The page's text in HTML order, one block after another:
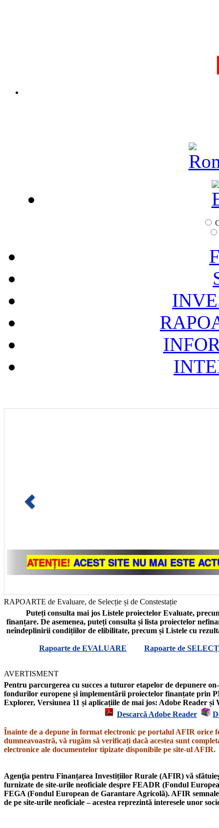
RAPOARTE de Evaluare, de Selecție și de Constestație
Puteți consulta mai jos Listele proiectelor Evaluate,
finanțare. De asemenea, puteți consulta și lista proiectelor
neîndeplinirii condițiilor de elibilitate, precum și Listele cu
Rapoarte de EVALUARE Rapoarte de
AVERTISMENT
Pentru parcurgerea cu succes a tuturor etapelor de depunere
fondurilor europene și implementării proiectelor finanțate prin
Explorer, Versiunea 11 și aplicațiile de mai jos: Adobe Reader și
Descarcă Adobe Reader
Înainte de a depune în format electronic pe portalul AFIR orice
dumneavoastră, vă rugăm să verificați dacă acestea sunt
electronice ale documentelor tipizate disponibile pe site-ul AFIR.
Agenţia pentru Finanțarea Investițiilor Rurale (AFIR) vă
furnizate de site-urile neoficiale despre FEADR (Fondul
FEGA (Fondul European de Garantare Agricolă). AFIR
de pe site-urile neoficiale – acestea reprezintă interesele unor